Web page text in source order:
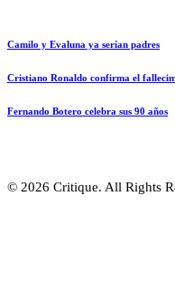
Camilo y Evaluna ya serían padres
Cristiano Ronaldo confirma el
Fernando Botero celebra sus 90 años
© 2026 Critique. All Rights